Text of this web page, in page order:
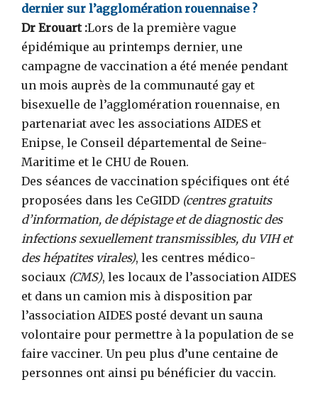
dernier sur l’agglomération rouennaise ?
Dr Erouart :Lors de la première vague
épidémique au printemps dernier, une
campagne de vaccination a été menée pendant
un mois auprès de la communauté gay et
bisexuelle de l’agglomération rouennaise, en
partenariat avec les associations AIDES et
Enipse, le Conseil départemental de Seine-
Maritime et le CHU de Rouen.
Des séances de vaccination spécifiques ont été
proposées dans les CeGIDD (centres gratuits
d’information, de dépistage et de diagnostic des
infections sexuellement transmissibles, du VIH et
des hépatites virales), les centres médico-
sociaux (CMS), les locaux de l’association AIDES
et dans un camion mis à disposition par
l’association AIDES posté devant un sauna
volontaire pour permettre à la population de se
faire vacciner. Un peu plus d’une centaine de
personnes ont ainsi pu bénéficier du vaccin.